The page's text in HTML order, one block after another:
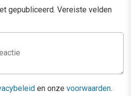
gepubliceerd. Vereiste velden
en onze voorwaarden.